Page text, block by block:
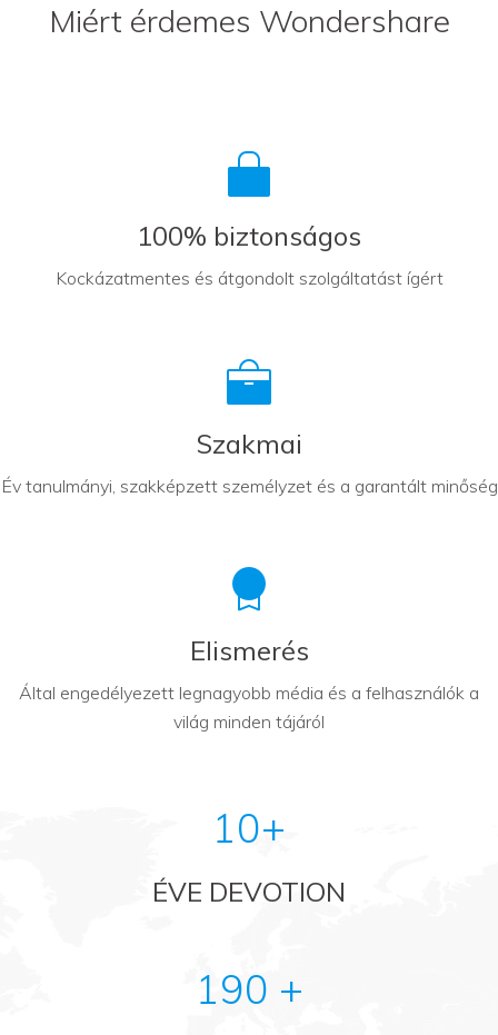
Miért érdemes Wondershare
100% biztonságos
Kockázatmentes és átgondolt szolgáltatást ígért
Szakmai
Év tanulmányi, szakképzett személyzet és a garantált minőség
Elismerés
Által engedélyezett legnagyobb média és a felhasználók a
világ minden tájáról
10+
ÉVE DEVOTION
190 +